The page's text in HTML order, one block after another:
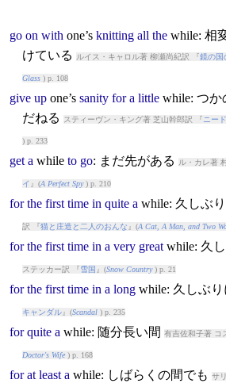
go on with one’s knitting all the while: 相
けている
ルイス・キャロル著 柳瀬尚紀訳 『鏡の国
Glass) p. 108
give upone’s sanity for a little while: つか
だねる
スティーヴン・キング著 芝山幹郎訳 『 ニー
) p. 233
get a while to go: まだ先がある ル・カレ著
イ 』(A Perfect Spy) p. 210
for the first time in quite a while: 久しぶ
訳 『猫と庄造と二人のおんな 』(A Cat, A Man, and Two
for the first time in a very great while: 久
ステッカー訳 『雪国 』(Snow Country) p. 21
for the first time in a long while: 久しぶり
キャンダル』(Scandal) p. 235
for quite a while: 随分長い間 有吉佐和子著 コ
Doctor's Wife) p. 168
for at least a while: しばらくの間でも サ